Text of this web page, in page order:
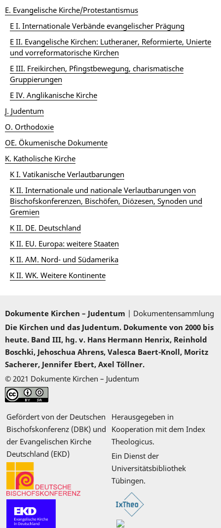
E. Evangelische Kirche/Protestantismus
E I. Internationale Verbände evangelischer Prägung
E II. Evangelische Kirchen: Lutheraner, Reformierte, Unierte
und vorreformatorische Kirchen
E III. Freikirchen, Pfingstbewegung, charismatische
Gruppierungen
E IV. Anglikanische Kirche
J. Judentum
O. Orthodoxie
OE. Ökumenische Dokumente
K. Katholische Kirche
K I. Vatikanische Verlautbarungen
K II. Internationale und nationale Verlautbarungen von
Bischofskonferenzen, Bischöfen, Diözesen, Synoden und
Gremien
K II. DE. Deutschland
K II. EU. Europa: weitere Staaten
K II. AM. Nord- und Südamerika
K II. WK. Weitere Kontinente
Dokumente Kirchen – Judentum | Dokumentensammlung
Die Kirchen und das Judentum. Dokumente von 2000 bis
heute. Band III, hg. v. Hans Hermann Henrix, Reinhold
Boschki, Jehoschua Ahrens, Valesca Baert-Knoll, Moritz
Sacherer, Jennifer Ebert, Axel Töllner.
© 2021 Dokumente Kirchen – Judentum
Gefördert von der Deutschen
Bischofskonferenz (DBK) und
der Evangelischen Kirche
Deutschland (EKD)
Herausgegeben in
Kooperation mit dem Index
Theologicus.
Ein Dienst der
Universitätsbibliothek
Tübingen.